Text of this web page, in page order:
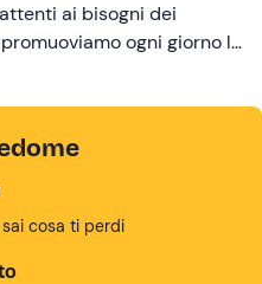
ai bisogni dei
ogni giorno la
cosa ti perdi